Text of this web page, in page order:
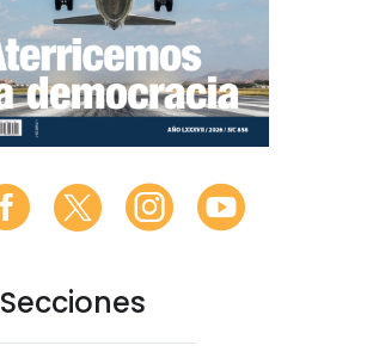
Secciones